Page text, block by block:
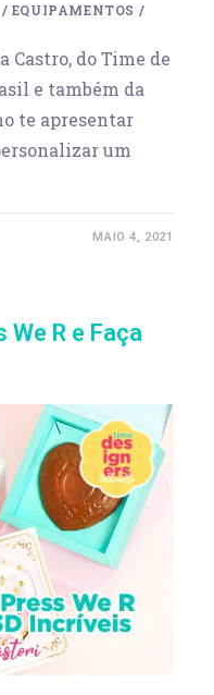
/ EQUIPAMENTOS /
Castro, do Time de
e também da
te apresentar
um
MAIO 4, 2021
We R e Faça